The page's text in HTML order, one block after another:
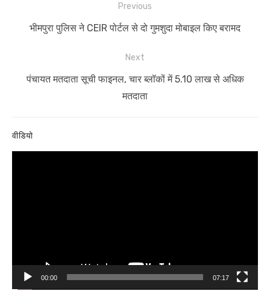
navigation
Previous
Previous
भीमपुरा पुलिस ने CEIR पोर्टल से दो गुमशुदा मोबाइल किए बरामद
Next
Next
पंचायत मतदाता सूची फाइनल, चार ब्लॉकों में 5.10 लाख से अधिक
मतदाता
वीडियो
00:00 07:17